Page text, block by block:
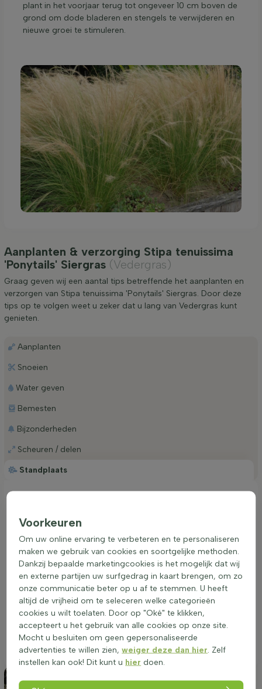
plant in het voorjaar terug tot ongeveer 10 cm boven de
grond om dode bladeren en stengels te verwijderen en
nieuwe groei te stimuleren.
Aanplanten & verzorging Stipa tenuissima
'Ponytails' Siergras (Vedergras)
Graag geven wij een aantal tips betreffende het aanplanten en
verzorgen van Stipa tenuissima 'Ponytails' Siergras. Door deze
tips op te volgen weet u zeker dat u lang van Vedergras kunt
genieten.
Standplaats
Aanplanten
Snoeien
Water geven
Bemesten
Bijzonderheden
Scheuren / delen
De Stipa tenuissima 'Ponytails' heeft een voorkeur voor een
standplaats in de zon of halfschaduw. Deze plant gedijt goed
in alle grondsoorten, zolang het maar goed doorlatend is. Let
erop dat de plant voldoende ruimte heeft om te groeien,
aangezien deze een polvormende groeiwijze heeft. In
borders, groepsbeplanting, randbeplanting of in potten en
plantenbakken kan de soort uitstekend worden geplaatst.
Zorg voor gemiddelde watergift, aangezien de plant niet
droogtetolerant is. Voor een optimale groei en bloei is het
aan te raden om de Stipa tenuissima 'Ponytails' te planten op
een locatie waar het beschermd is tegen harde wind.
Voorkeuren
Om uw online ervaring te verbeteren en te personaliseren
maken we gebruik van cookies en soortgelijke methoden.
Dankzij bepaalde marketingcookies is het mogelijk dat wij
en externe partijen uw surfgedrag in kaart brengen, om zo
onze communicatie beter op u af te stemmen. U heeft
altijd de vrijheid om te seleceren welke categorieën
cookies u wilt toelaten. Door op "Oké" te klikken,
accepteert u het gebruik van alle cookies op onze site.
Mocht u besluiten om geen gepersonaliseerde
advertenties te willen zien,weiger deze dan hier . Zelf
instellen kan ook! Dit kunt u hier doen.